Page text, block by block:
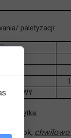
nakrętka:
zaskok,
paletyzacji: